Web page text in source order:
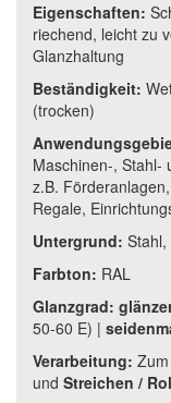
Eigenschaften:
riechend, leicht zu
Glanzhaltung
Beständigkeit:
(trocken)
Maschinen-, Stahl-
z.B.
Regale,
Untergrund: Stahl,
Farbton: RAL
Glanzgrad:
50-60 E) |
Verarbeitung: Zum
und Streichen /